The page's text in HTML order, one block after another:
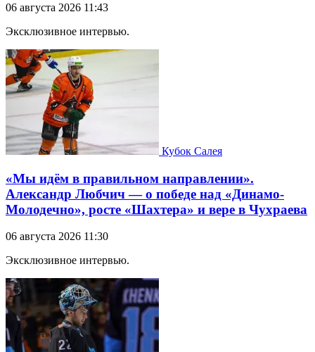
06 августа 2026 11:43
Эксклюзивное интервью.
Кубок Салея
«Мы идём в правильном направлении».
Александр Любчич — о победе над «Динамо-
Молодечно», росте «Шахтера» и вере в Чухраева
06 августа 2026 11:30
Эксклюзивное интервью.